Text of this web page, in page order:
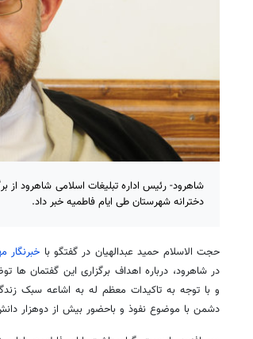
دخترانه شهرستان طی ایام فاطمیه خبر داد.
حجت الاسلام حمید عبدالهیان در گفتگو با خبرنگار
در شاهرود، درباره اهداف برگزاری این گفتمان
و با توجه به تاکیدات معظم له به اشاعه سبک
دشمن با موضوع نفوذ و باحضور بیش از دوهزار